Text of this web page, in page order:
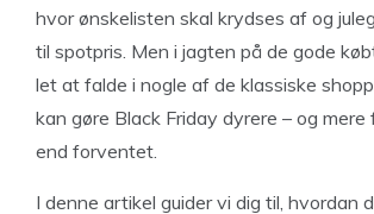
hvor ønskelisten skal krydses af og
til spotpris. Men i jagten på de gode
let at falde i nogle af de klassiske
kan gøre Black Friday dyrere – og mere
end forventet.
I denne artikel guider vi dig til, hvordan